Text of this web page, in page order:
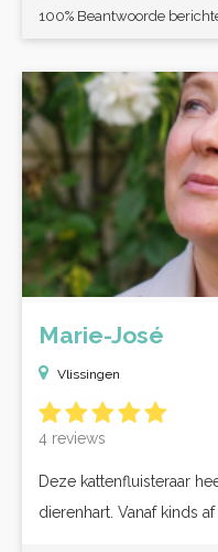
100% Beantwoorde
Marie-José
Vlissingen
4 reviews
Deze kattenfluisteraar
dierenhart. Vanaf kinds af